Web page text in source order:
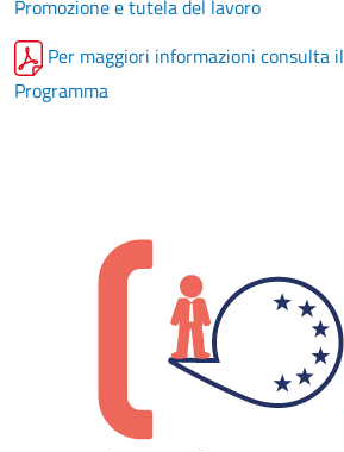
Promozione e tutela del lavoro
Per maggiori informazioni consulta il
Programma